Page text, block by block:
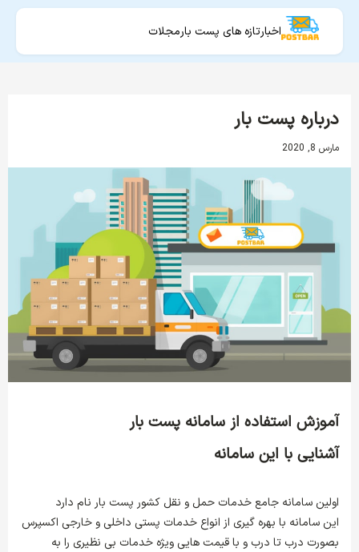
اخبارتازه های پست بارمجلات
درباره پست بار
مارس 8, 2020
آموزش استفاده از سامانه پست بار
آشنایی با این سامانه
اولین سامانه جامع خدمات حمل و نقل کشور پست بار نام دارد
این سامانه با بهره گیری از انواع خدمات پستی داخلی و خارجی اکسپرس
بصورت درب تا درب و با قیمت هایی ویژه خدمات بی نظیری را به